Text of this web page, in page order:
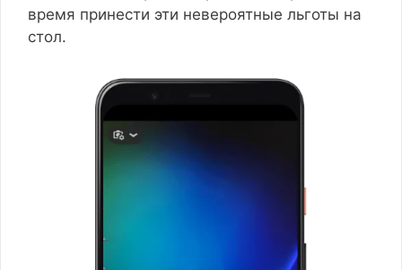
время принести эти невероятные льготы на
стол.